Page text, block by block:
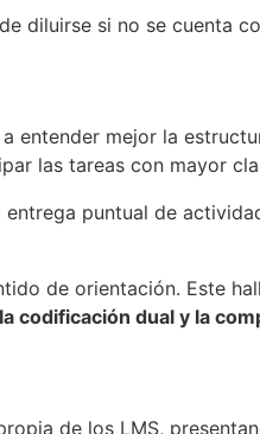
diluirse si no se cuenta
entender mejor la
las tareas con mayor
puntual de
de orientación. Este
codificación dual y la
de los LMS,